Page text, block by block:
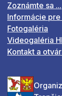
Zoznámte sa ...
Informácie
Fotogaléria
Videogaléria
Kontakt a